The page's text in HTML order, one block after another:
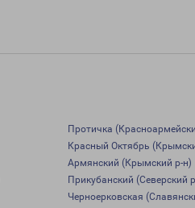
Протичка
Красный Октябрь
Армянский (Крымский р-н)
Прикубанский (Северский
Черноерковская